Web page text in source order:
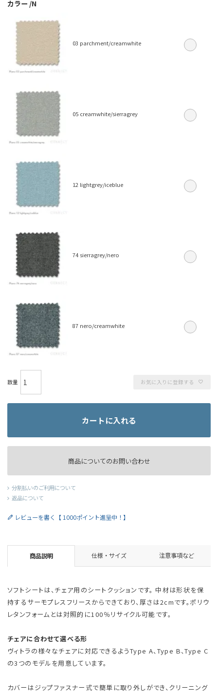
カラー N
03 parchment/creamwhite
05 creamwhite/sierragrey
12 lightgrey/iceblue
74 sierragrey/nero
87 nero/creamwhite
お気に入りに登録する
カートに入れる
商品についてのお問い合わせ
分割払いのご利用について
返品について
レビューを書く【 1000ポイント進呈中！】
商品説明 仕様・サイズ 注意事項など
ソフトシートは、チェア用のシートクッションです。 中材は形状を保
持するサーモプレスフリースからできており、厚さは2cmです。ポリウ
レタンフォームとは対照的に100％リサイクル可能です。
チェアに合わせて選べる形
ヴィトラの様々なチェアに対応できるようType A、Type B、Type C
の3つのモデルを用意しています。
カバーはジップファスナー式で簡単に取り外しができ、クリーニング